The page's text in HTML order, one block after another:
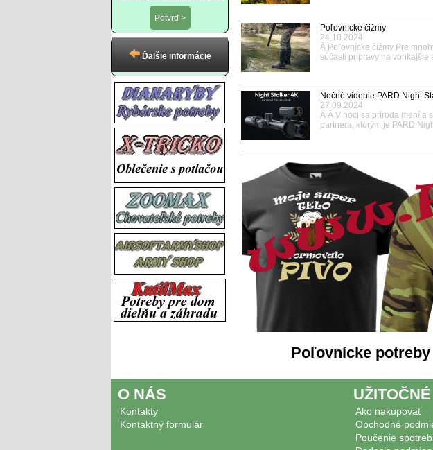
Ďalšie informácie
Poľovnícke čižmy
24.10.2024
Â Poľovnícke čižmy Pre
súčastí prípravy na vonkajšie
Nočné videnie PARD Night
27.09.2024
Â Â V noci sa príroda mení a
partnera, ktorým je PARD
Poľovnícke potreby
O NÁS
Kontakty
Kontaktný formulár
Ako nakupovať
Obchodné
Poučenie